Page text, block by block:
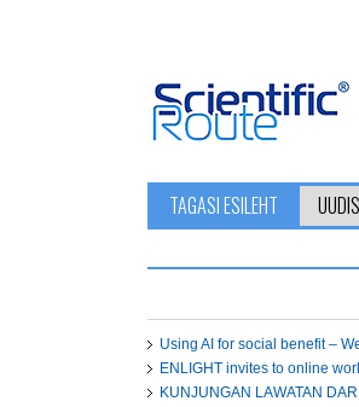
TAGASI ESILEHT
Using AI for social benefit –
ENLIGHT invites to online
KUNJUNGAN LAWATAN